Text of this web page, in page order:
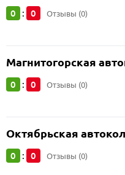
0 : 0 Отзывы (0)
Магнитогорская
0 : 0 Отзывы (0)
Октябрьская
0 : 0 Отзывы (0)